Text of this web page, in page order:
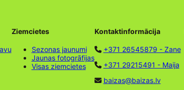
Ziemcietes
Sezonas jaunumi
Jaunas fotogrāfijas
Visas ziemcietes
Kontaktinformācija
+371 26545879 - Zane
+371 29215491 - Maija
baizas@baizas.lv